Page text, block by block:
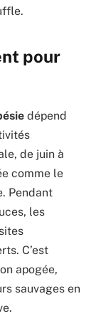
pour
dépend
de juin à
comme le
Pendant
les
C’est
apogée,
sauvages en